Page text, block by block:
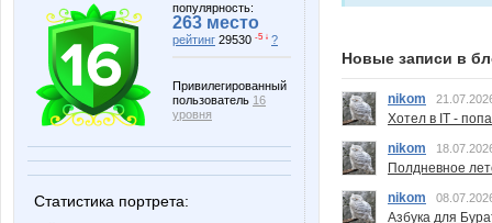
популярность:
263 место
рейтинг 29530 -5 ↓ ?
Привилегированный
пользователь 16
уровня
Статистика портрета:
Новые записи в
nikom
Хотел в IT -
nikom
Полдневное
nikom
Азбука для